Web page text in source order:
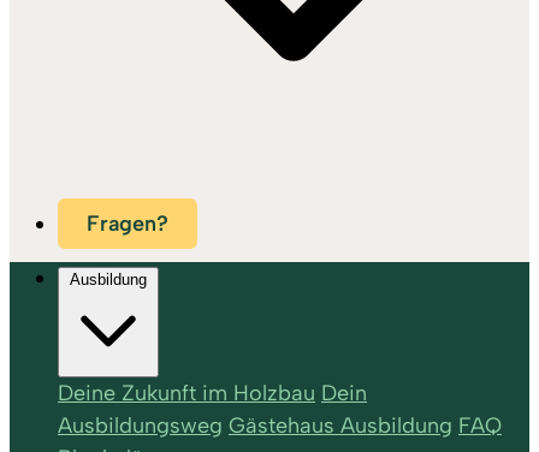
Fragen?
Ausbildung
Deine Zukunft im Holzbau Dein
Ausbildungsweg Gästehaus Ausbildung FAQ